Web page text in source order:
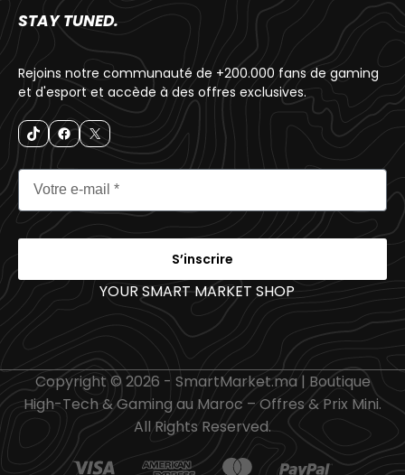
STAY TUNED.
Rejoins notre communauté de +200.000 fans de gaming
et d'esport et accède à des offres exclusives.
S’inscrire
YOUR SMART MARKET SHOP _
Copyright © 2026 - SmartMarket.ma | Boutique
High-Tech & Gaming au Maroc – Offres & Prix Mini.
All Rights Reserved.